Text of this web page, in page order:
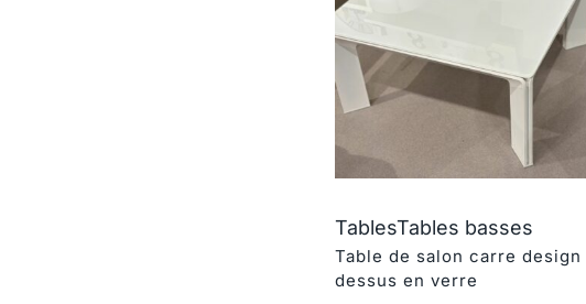
TablesTables basses
Table de salon carre design
dessus en verre